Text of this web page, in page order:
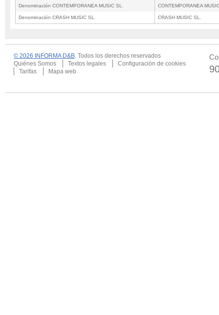
Denominación CONTEMPORANEA MUSIC SL. CONTEMPORANEA
Denominación CRASH MUSIC SL. CRASH MUSIC SL.
© 2026 INFORMA D&B. Todos los derechos reservados
Quiénes Somos
Textos legales
Configuración de cookies
Tarifas
Mapa web